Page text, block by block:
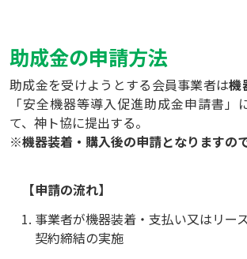
助成金の申請方法
助成金を受けようとする会員事業者は機
「安全機器等導入促進助成金申請書」
て、神ト協に提出する。
※機器装着・購入後の申請となりますの
【申請の流れ】
事業者が機器装着・支払い又はリー
契約締結の実施